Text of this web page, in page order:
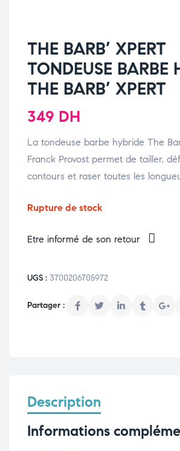
THE BARB’ XPERT
TONDEUSE BARBE
THE BARB’ XPERT
349 DH
La tondeuse barbe hybride The
Franck Provost permet de tailler,
contours et raser toutes les
Rupture de stock
Etre informé de son retour
UGS : 3700206705972
Description
Informations